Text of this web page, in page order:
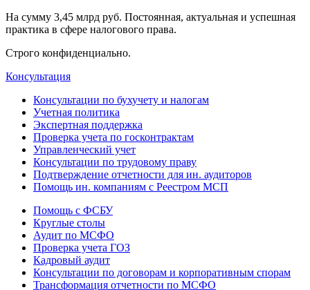
На сумму 3,45 млрд руб. Постоянная, актуальная и успешная
практика в сфере налогового права.
Строго конфиденциально.
Консультация
Консультации по бухучету и налогам
Учетная политика
Экспертная поддержка
Проверка учета по госконтрактам
Управленческий учет
Консультации по трудовому праву
Подтверждение отчетности для ин. аудиторов
Помощь ин. компаниям с Реестром МСП
Помощь с ФСБУ
Круглые столы
Аудит по МСФО
Проверка учета ГОЗ
Кадровый аудит
Консультации по договорам и корпоративным спорам
Трансформация отчетности по МСФО